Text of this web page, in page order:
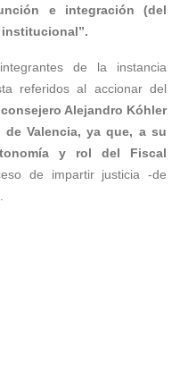
e integración (del
de la instancia
referidos al accionar del
consejero Alejandro Kóhler
Valencia, ya que, a su
y rol del Fiscal
de impartir justicia -de